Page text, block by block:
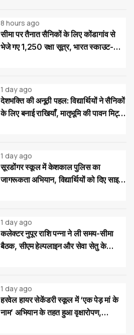
8 hours ago
सीमा पर तैनात सैनिकों के लिए कोंडागांव से
भेजे गए 1,250 रक्षा सूत्र, भारत स्काउट-
1 day ago
देशभक्ति की अनूठी पहल: विद्यार्थियों ने सैनिकों
के लिए बनाई राखियाँ, मातृभूमि की पावन मिट्टी
1 day ago
सूरडोंगर स्कूल में केशकाल पुलिस का
जागरूकता अभियान, विद्यार्थियों को दिए साइबर
1 day ago
कलेक्टर नुपूर राशि पन्ना ने ली समय-सीमा
बैठक, सीएम हेल्पलाइन और सेवा सेतु के
1 day ago
हरवेल हायर सेकेंडरी स्कूल में ‘एक पेड़ मां के
नाम’ अभियान के तहत हुआ वृक्षारोपण,